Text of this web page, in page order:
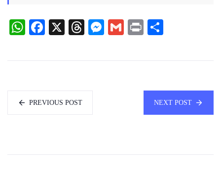
WhatsApp
Facebook
X Threads
Messenger
Gmail
Print
PREVIOUS POST NEXT POST